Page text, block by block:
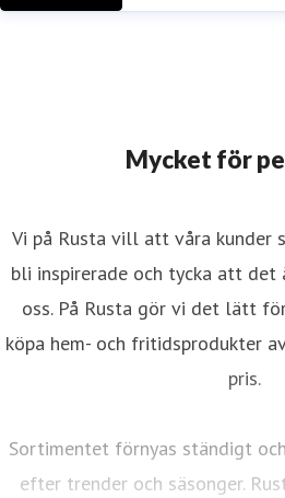
Mycket för
Vi på Rusta vill att våra kunder
bli inspirerade och tycka att
oss. På Rusta gör vi det lätt
köpa hem- och fritidsprodukter
pris.
Sortimentet förnyas ständigt
efter trender och säsonger.